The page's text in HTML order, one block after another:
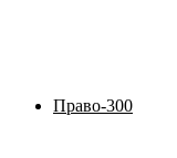
Право-300